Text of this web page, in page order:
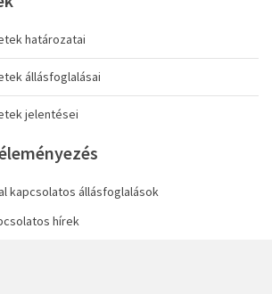
határozatai
állásfoglalásai
jelentései
kapcsolatos állásfoglalások
hírek